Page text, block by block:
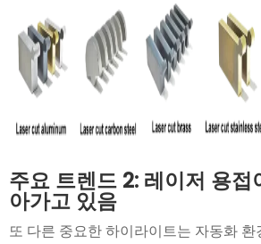
주요 트렌드 2: 레이저 용접
아가고 있음
또 다른 중요한 하이라이트는 자동화